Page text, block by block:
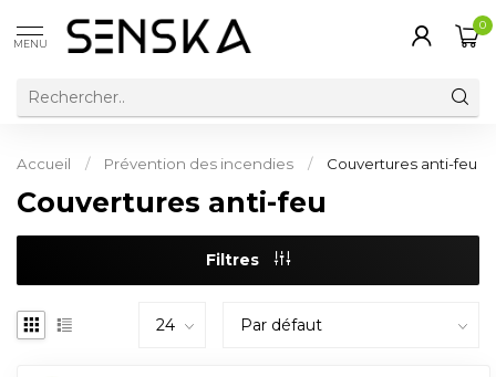
MENU
0
Accueil / Prévention des incendies / Couvertures anti-feu
Couvertures anti-feu
Filtres